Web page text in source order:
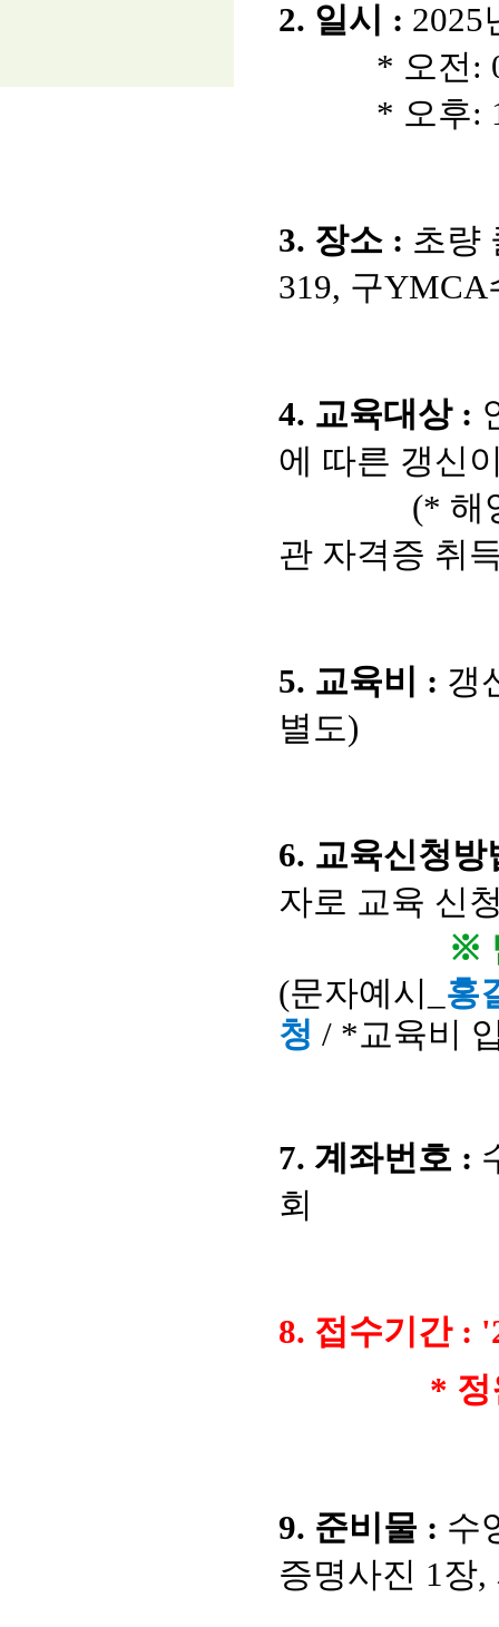
2. 일시 : 2025
* 오전:
* 오후:
3. 장소 : 초량
319, 구YMCA
4. 교육대상 :
에 따른 갱신
(* 해양경
관 ​자격증 취
5. 교육비 : 갱
별도)
6. 교육신청방
자로 교육 신
※ 담당
(문자예시_ 홍
청 / *교육비
7. 계좌번호 :
회
8. 접수기간 :
* 정
9. 준비물 : 수
증명사진 1장